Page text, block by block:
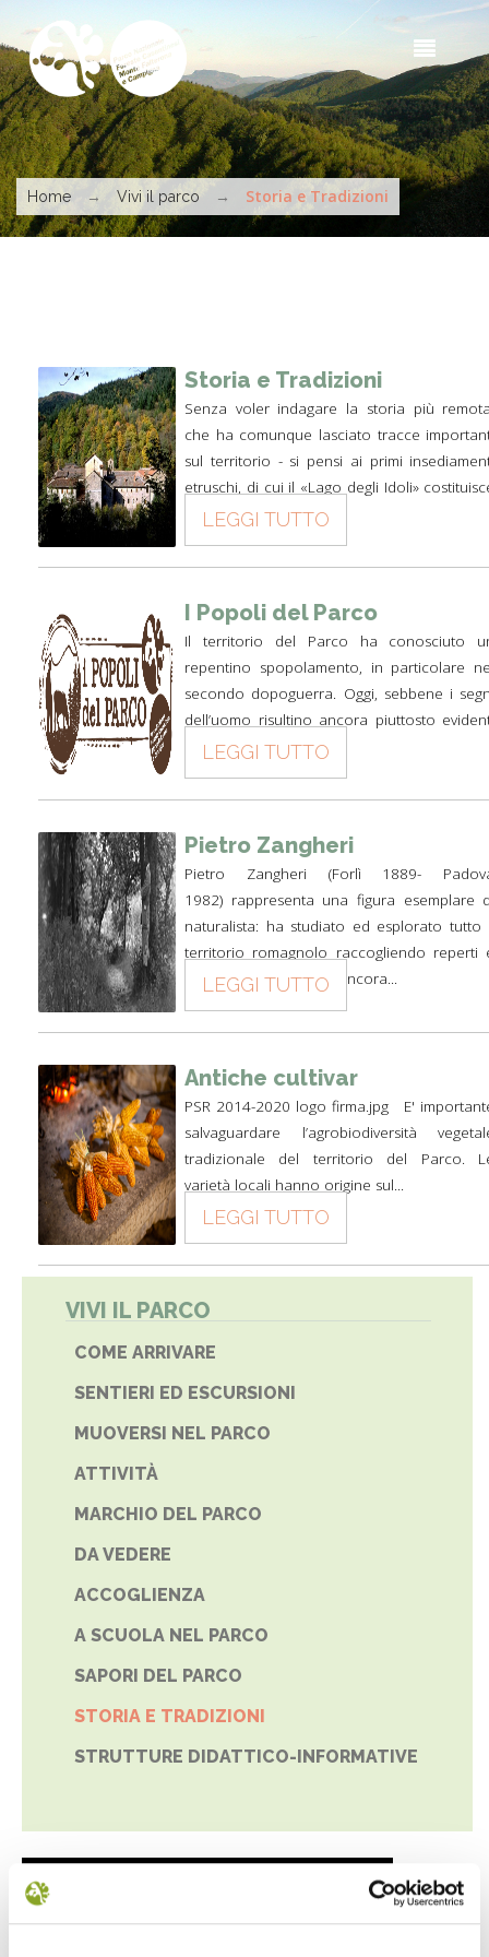
Tu sei qui
Home → Vivi il parco → Storia e Tradizioni
Storia e Tradizioni
Senza voler indagare la storia più
che ha comunque lasciato tracce
sul territorio - si pensi ai primi
etruschi, di cui il «Lago degli Idoli»
il più...
LEGGI TUTTO
I Popoli del Parco
Il territorio del Parco ha conosciuto
repentino spopolamento, in particolare
secondo dopoguerra. Oggi, sebbene i
dell’uomo risultino ancora piuttosto
sul territorio, si rischia...
LEGGI TUTTO
Pietro Zangheri
Pietro Zangheri (Forlì 1889-
1982) rappresenta una figura esemplare
naturalista: ha studiato ed esplorato tutto
territorio romagnolo raccogliendo reperti
informazioni utilizzate ancora...
LEGGI TUTTO
Antiche cultivar
PSR 2014-2020 logo firma.jpg E'
salvaguardare l’agrobiodiversità
tradizionale del territorio del Parco.
varietà locali hanno origine sul...
LEGGI TUTTO
VIVI IL PARCO
COME ARRIVARE
SENTIERI ED ESCURSIONI
MUOVERSI NEL PARCO
ATTIVITÀ
MARCHIO DEL PARCO
DA VEDERE
ACCOGLIENZA
A SCUOLA NEL PARCO
SAPORI DEL PARCO
STORIA E TRADIZIONI
STRUTTURE DIDATTICO-INFORMATIVE